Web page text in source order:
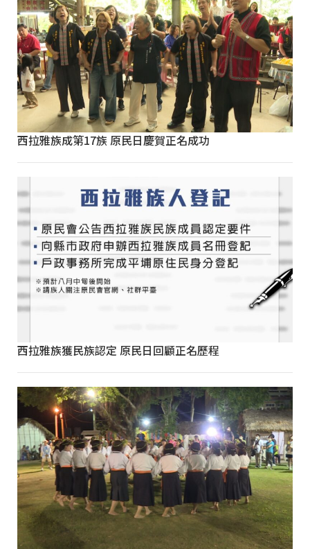
西拉雅族成第17族 原民日慶賀正名成功
西拉雅族獲民族認定 原民日回顧正名歷程